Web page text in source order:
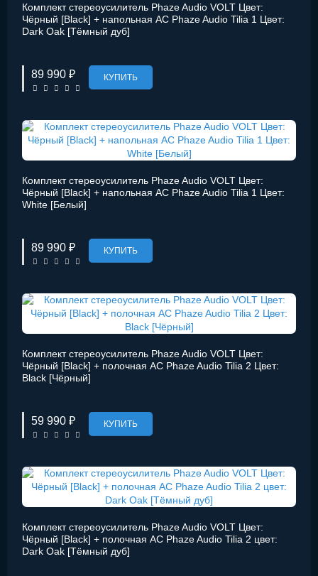
Комплект стереоусилитель Phaze Audio VOLT Цвет:
Чёрный [Black] + напольная АС Phaze Audio Tilia 1 Цвет:
Dark Oak [Тёмный дуб]
89 990 ₽ КУПИТЬ
Комплект стереоусилитель Phaze Audio VOLT Цвет:
Чёрный [Black] + напольная АС Phaze Audio Tilia 1 Цвет:
White [Белый]
89 990 ₽ КУПИТЬ
Комплект стереоусилитель Phaze Audio VOLT Цвет:
Чёрный [Black] + полочная АС Phaze Audio Tilia 2 Цвет:
Black [Чёрный]
59 990 ₽ КУПИТЬ
Комплект стереоусилитель Phaze Audio VOLT Цвет:
Чёрный [Black] + полочная АС Phaze Audio Tilia 2 цвет:
Dark Oak [Тёмный дуб]